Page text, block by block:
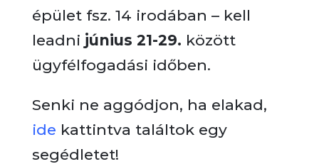
épület fsz. 14 irodában – kell
leadni június 21-29. között
ügyfélfogadási időben.
Senki ne aggódjon, ha elakad,
ide kattintva találtok egy
segédletet!